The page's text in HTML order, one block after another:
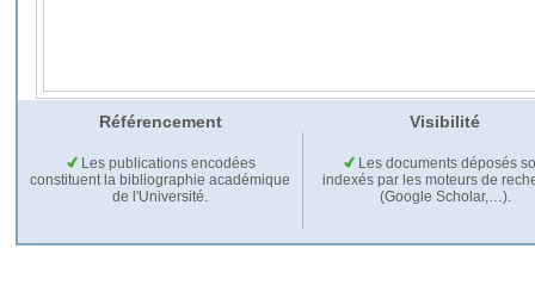
Référencement Visibilité
Les publications encodées
constituent la bibliographie académique
de l'Université.
Les documents déposés
indexés par les moteurs de
(Google Scholar,…).